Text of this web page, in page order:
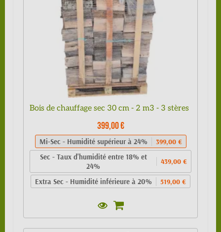
Bois de chauffage sec 30 cm - 2 m3 - 3 stères
399,00 €
Mi-Sec - Humidité supérieur à 24% 399,00 €
Sec - Taux d'humidité entre 18% et
24%
439,00 €
Extra Sec - Humidité inférieure à 20% 519,00 €